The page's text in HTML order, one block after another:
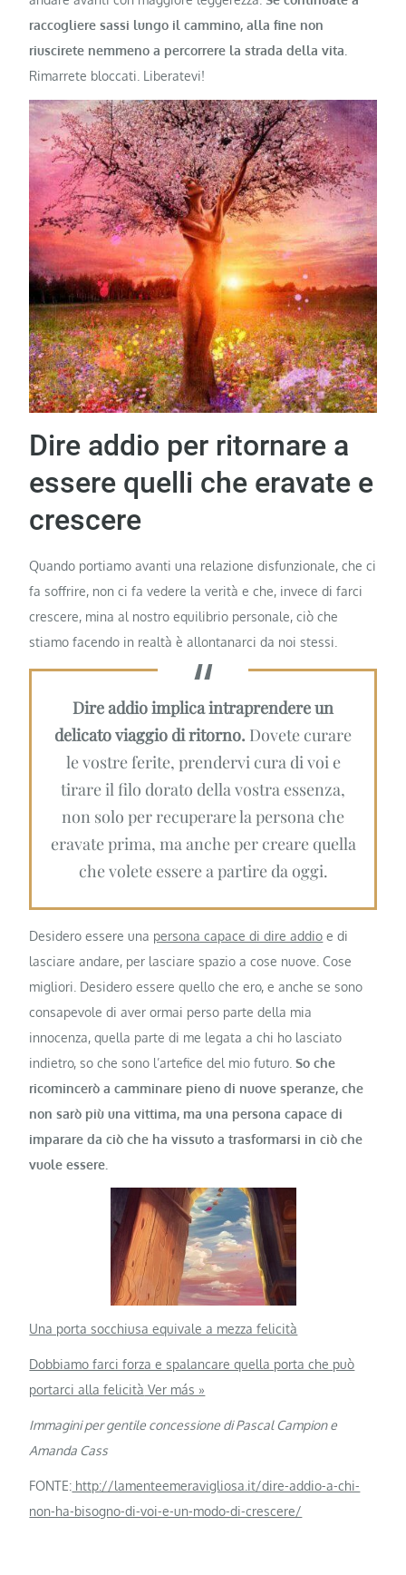
raccogliere sassi lungo il cammino, alla fine non
riuscirete nemmeno a percorrere la strada della vita.
Rimarrete bloccati. Liberatevi!
Dire addio per ritornare a
essere quelli che eravate e
crescere
Quando portiamo avanti una relazione disfunzionale, che ci
fa soffrire, non ci fa vedere la verità e che, invece di farci
crescere, mina al nostro equilibrio personale, ciò che
stiamo facendo in realtà è allontanarci da noi stessi.
Dire addio implica intraprendere un
delicato viaggio di ritorno. Dovete curare
le vostre ferite, prendervi cura di voi e
tirare il filo dorato della vostra essenza,
non solo per recuperare la persona che
eravate prima, ma anche per creare quella
che volete essere a partire da oggi.
Desidero essere una persona capace di dire addio e di
lasciare andare, per lasciare spazio a cose nuove. Cose
migliori. Desidero essere quello che ero, e anche se sono
consapevole di aver ormai perso parte della mia
innocenza, quella parte di me legata a chi ho lasciato
indietro, so che sono l’artefice del mio futuro. So che
ricomincerò a camminare pieno di nuove speranze, che
non sarò più una vittima, ma una persona capace di
imparare da ciò che ha vissuto a trasformarsi in ciò che
vuole essere.
Una porta socchiusa equivale a mezza felicità
Dobbiamo farci forza e spalancare quella porta che può
portarci alla felicità Ver más »
Immagini per gentile concessione di Pascal Campion e
Amanda Cass
FONTE: http://lamenteemeravigliosa.it/dire-addio-a-chi-
non-ha-bisogno-di-voi-e-un-modo-di-crescere/